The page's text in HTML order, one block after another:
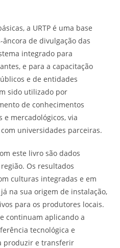
a URTP é uma base
de divulgação das
integrado para
e para a capacitação
e de entidades
sido utilizado por
de conhecimentos
e mercadológicos, via
universidades parceiras.
este livro são dados
Os resultados
culturas integradas e em
na sua origem de instalação,
para os produtores locais.
continuam aplicando a
tecnológica e
produzir e transferir